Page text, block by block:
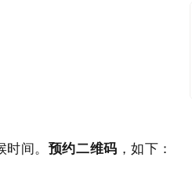
间。 预约二维码 ，如下：